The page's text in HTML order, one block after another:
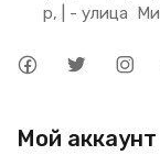
р, | - улица
Мой аккаунт